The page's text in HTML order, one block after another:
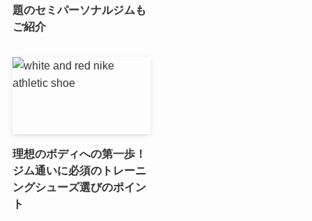
題のセミパーソナルジムも
ご紹介
理想のボディへの第一歩！
ジム通いに必須のトレーニ
ングシューズ選びのポイン
ト